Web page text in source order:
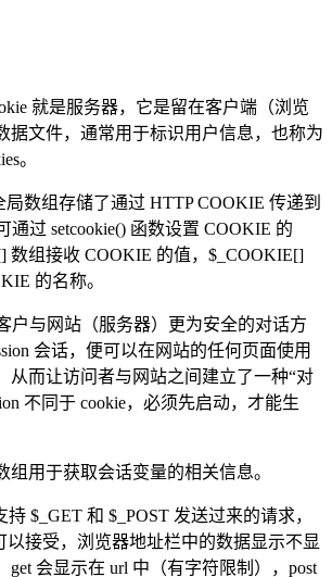
就是服务器，它是留在客户端（浏览
据文件，通常用于标识用户信息，也称为
。
数组存储了通过 HTTP COOKIE 传递到
通过 setcookie() 函数设置 COOKIE 的
数组接收 COOKIE 的值，$_COOKIE[]
的名称。
户与网站（服务器）更为安全的对话方
会话，便可以在网站的任何页面使用
从而让访问者与网站之间建立了一种“对
不同于 cookie，必须先启动，才能生
组用于获取会话变量的相关信息。
持 $_GET 和 $_POST 发送过来的请求，
以接受，浏览器地址栏中的数据显示不显
get 会显示在 url 中（有字符限制），post